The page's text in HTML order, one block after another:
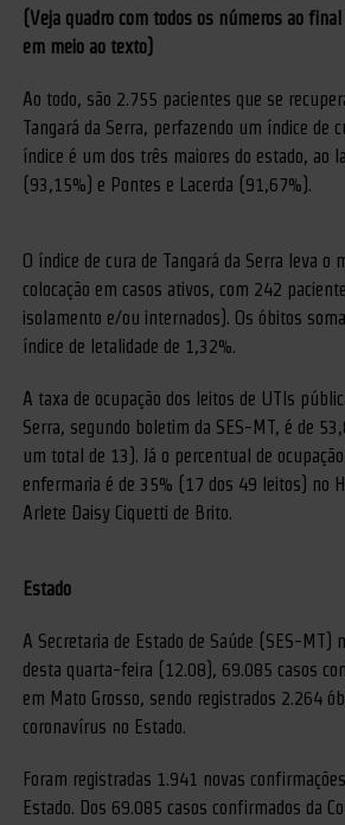
(Veja quadro com todos os números ao
em meio ao texto)
Ao todo, são 2.755 pacientes que se
Tangará da Serra, perfazendo um índice de
índice é um dos três maiores do estado, ao
(93,15%) e Pontes e Lacerda (91,67%).
O índice de cura de Tangará da Serra leva o
colocação em casos ativos, com 242
isolamento e/ou internados). Os óbitos
índice de letalidade de 1,32%.
A taxa de ocupação dos leitos de UTIs
Serra, segundo boletim da SES-MT, é de
um total de 13). Já o percentual de
enfermaria é de 35% (17 dos 49 leitos) no
Arlete Daisy Ciquetti de Brito.
Estado
A Secretaria de Estado de Saúde (SES-MT)
desta quarta-feira (12.08), 69.085 casos
em Mato Grosso, sendo registrados 2.264
coronavírus no Estado.
Foram registradas 1.941 novas
Estado. Dos 69.085 casos confirmados da